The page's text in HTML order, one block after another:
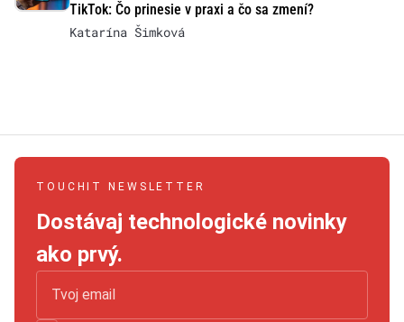
TikTok: Čo prinesie v praxi a čo sa zmení?
Katarína Šimková
TOUCHIT NEWSLETTER
Dostávaj technologické novinky
ako prvý.